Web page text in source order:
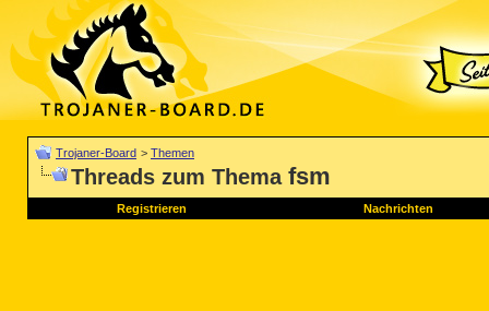
Trojaner-Board > Themen
Threads zum Thema fsm
Registrieren Nachrichten